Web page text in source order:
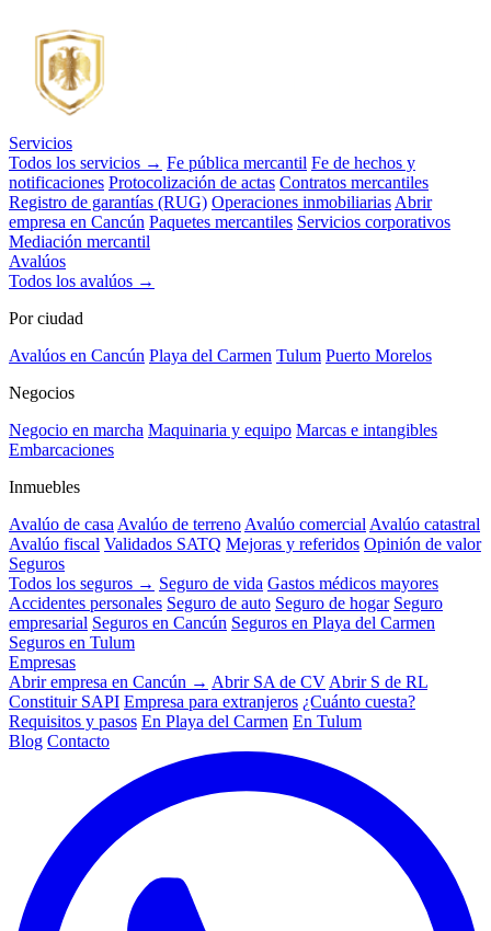
Servicios
Todos los servicios → Fe pública mercantil Fe de hechos y
notificaciones Protocolización de actas Contratos mercantiles
Registro de garantías (RUG) Operaciones inmobiliarias Abrir
empresa en Cancún Paquetes mercantiles Servicios corporativos
Mediación mercantil
Avalúos
Todos los avalúos →
Por ciudad
Avalúos en Cancún Playa del Carmen Tulum Puerto Morelos
Negocios
Negocio en marcha Maquinaria y equipo Marcas e intangibles
Embarcaciones
Inmuebles
Avalúo de casa Avalúo de terreno Avalúo comercial Avalúo catastral
Avalúo fiscal Validados SATQ Mejoras y referidos Opinión de valor
Seguros
Todos los seguros → Seguro de vida Gastos médicos mayores
Accidentes personales Seguro de auto Seguro de hogar Seguro
empresarial Seguros en Cancún Seguros en Playa del Carmen
Seguros en Tulum
Empresas
Abrir empresa en Cancún → Abrir SA de CV Abrir S de RL
Constituir SAPI Empresa para extranjeros ¿Cuánto cuesta?
Requisitos y pasos En Playa del Carmen En Tulum
Blog Contacto